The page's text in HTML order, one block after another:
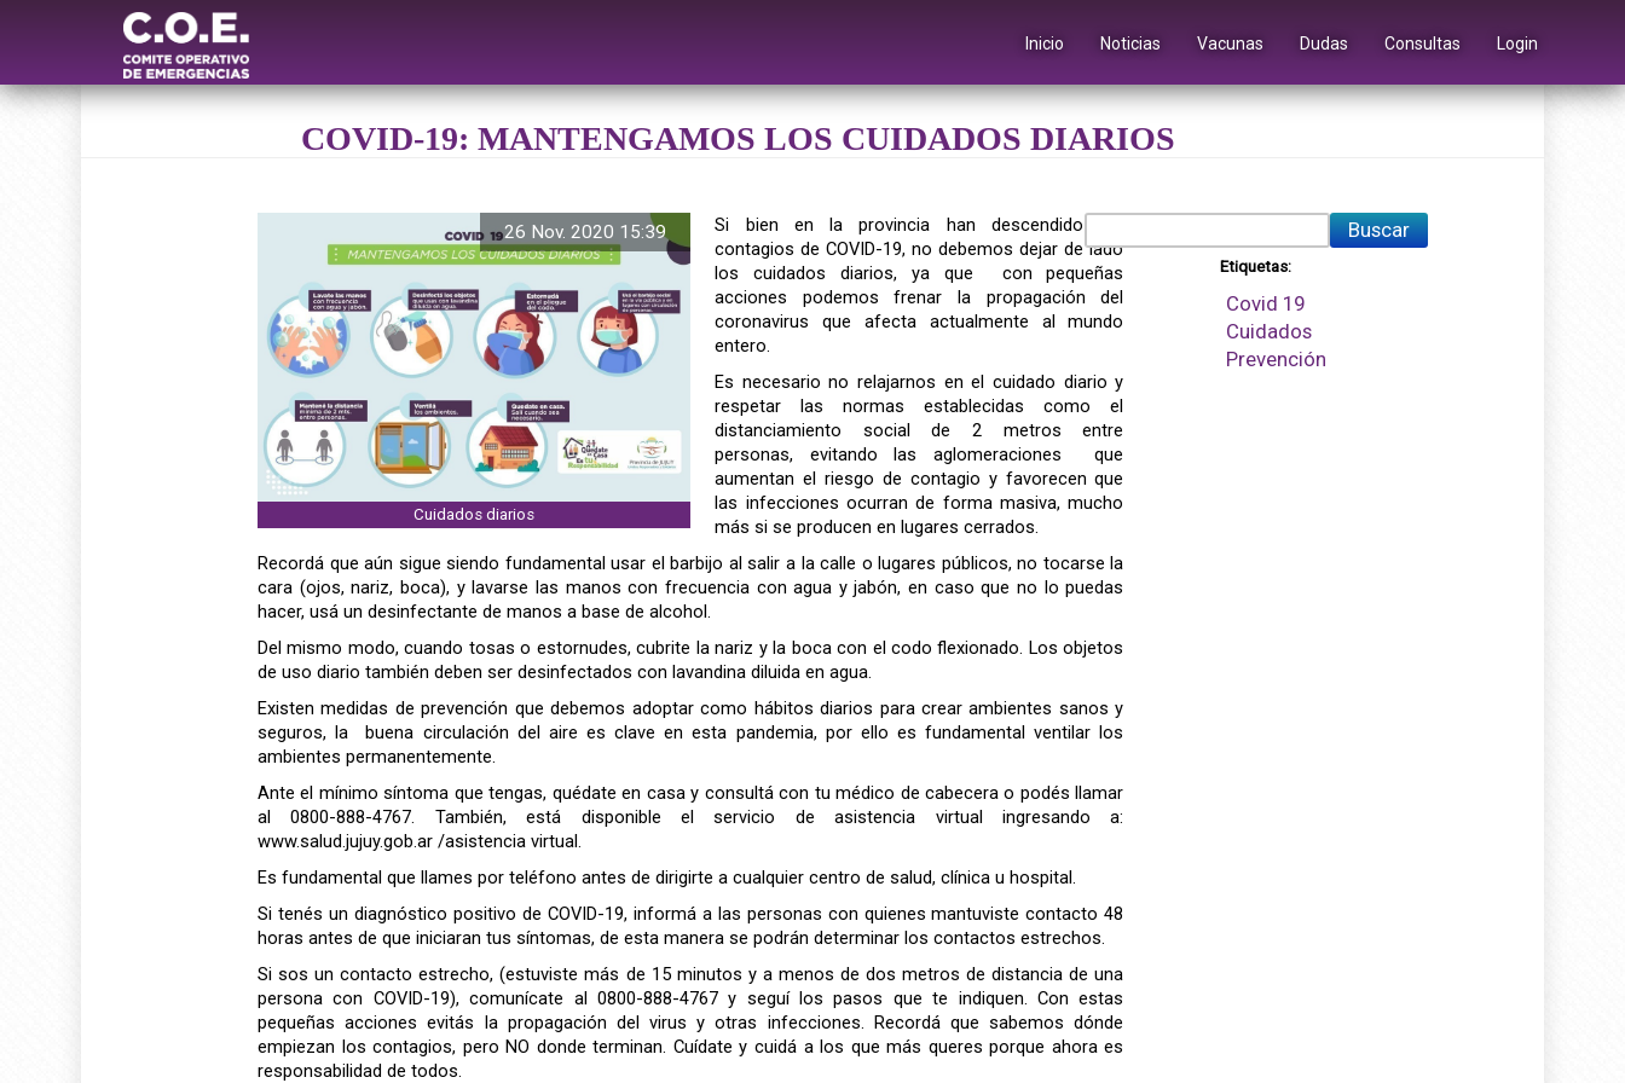
Inicio Noticias Vacunas Dudas Consultas Login
COVID-19: MANTENGAMOS LOS CUIDADOS DIARIOS
26 Nov. 2020 15:39
Cuidados diarios
Si bien en la provincia han descendido los
contagios de COVID-19, no debemos dejar de lado
los cuidados diarios, ya que con pequeñas
acciones podemos frenar la propagación del
coronavirus que afecta actualmente al mundo
entero.
Es necesario no relajarnos en el cuidado diario y
respetar las normas establecidas como el
distanciamiento social de 2 metros entre
personas, evitando las aglomeraciones que
aumentan el riesgo de contagio y favorecen que
las infecciones ocurran de forma masiva, mucho
más si se producen en lugares cerrados.
Recordá que aún sigue siendo fundamental usar el barbijo al salir a la calle o lugares públicos, no tocarse la
cara (ojos, nariz, boca), y lavarse las manos con frecuencia con agua y jabón, en caso que no lo puedas
hacer, usá un desinfectante de manos a base de alcohol.
Del mismo modo, cuando tosas o estornudes, cubrite la nariz y la boca con el codo flexionado. Los objetos
de uso diario también deben ser desinfectados con lavandina diluida en agua.
Existen medidas de prevención que debemos adoptar como hábitos diarios para crear ambientes sanos y
seguros, la buena circulación del aire es clave en esta pandemia, por ello es fundamental ventilar los
ambientes permanentemente.
Ante el mínimo síntoma que tengas, quédate en casa y consultá con tu médico de cabecera o podés llamar
al 0800-888-4767. También, está disponible el servicio de asistencia virtual ingresando a:
www.salud.jujuy.gob.ar /asistencia virtual.
Es fundamental que llames por teléfono antes de dirigirte a cualquier centro de salud, clínica u hospital.
Si tenés un diagnóstico positivo de COVID-19, informá a las personas con quienes mantuviste contacto 48
horas antes de que iniciaran tus síntomas, de esta manera se podrán determinar los contactos estrechos.
Si sos un contacto estrecho, (estuviste más de 15 minutos y a menos de dos metros de distancia de una
persona con COVID-19), comunícate al 0800-888-4767 y seguí los pasos que te indiquen. Con estas
pequeñas acciones evitás la propagación del virus y otras infecciones. Recordá que sabemos dónde
empiezan los contagios, pero NO donde terminan. Cuídate y cuidá a los que más queres porque ahora es
responsabilidad de todos.
Buscar
Etiquetas:
Covid 19
Cuidados
Prevención